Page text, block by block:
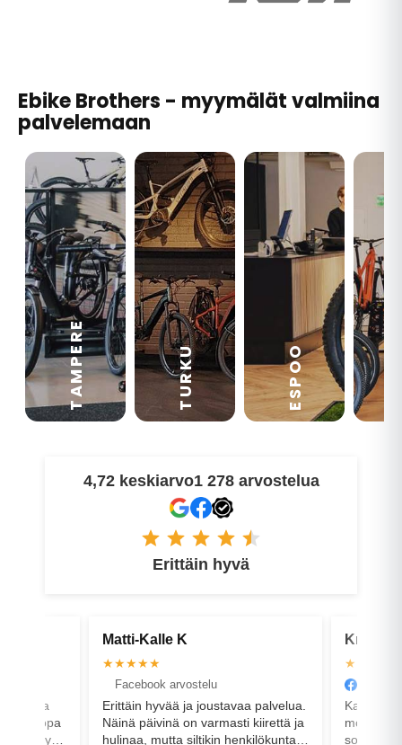
Ebike Brothers - myymälät valmiina
palvelemaan
TAMPERE TURKU ESPOO
4,72 keskiarvo1 278 arvostelua
Erittäin hyvä
palvelua.
kiirettä ja
Kristian B
★★★★★
Facebook arvostelu
Kaverit vaihtoi hienosti vanhan
moottorin tilalle korvaavan. Ei
sopinut heittämällä uusi vanhan